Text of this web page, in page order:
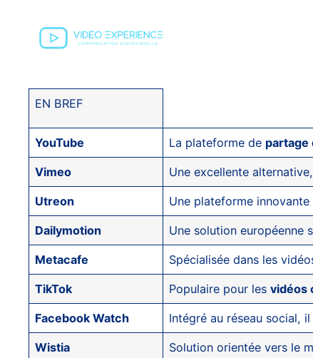
EN BREF
YouTube La plateforme de partage
Vimeo Une excellente
Utreon Une plateforme
Dailymotion Une solution européenne
Metacafe Spécialisée dans les
TikTok Populaire pour lesvidéos
Facebook Watch Intégré au réseau social,
Wistia Solution orientée vers le